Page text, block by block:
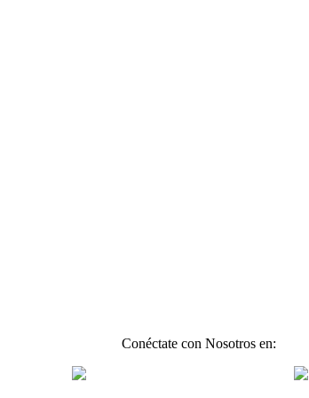
Conéctate con Nosotros en: